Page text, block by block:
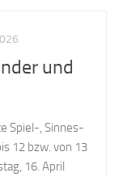
und
Spiel-, Sinnes-
12 bzw. von 13
16. April